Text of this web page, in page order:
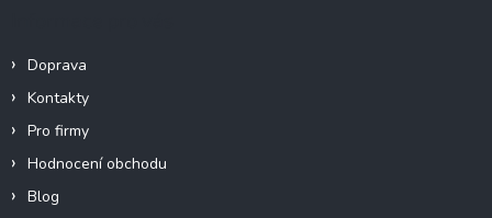
Doprava
Kontakty
Pro firmy
Hodnocení obchodu
Blog